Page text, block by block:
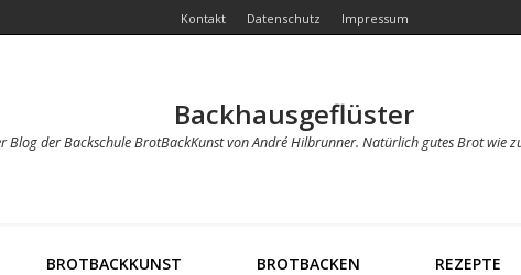
Kontakt Datenschutz Impressum
Backhausgeflüster
Blog der Backschule BrotBackKunst von André Hilbrunner. Natürlich gutes Brot wie
BROTBACKKUNST BROTBACKEN REZEPTE